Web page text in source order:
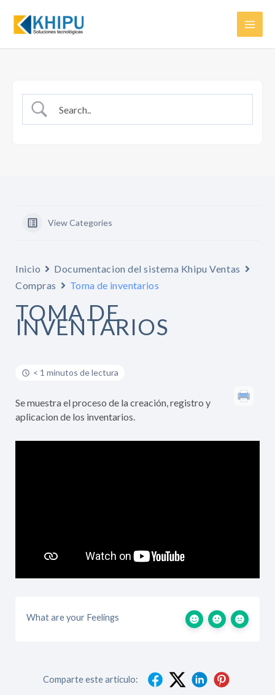
contenido
Main
View Categories
Inicio
Documentacion del sistema Khipu Ventas
Compras
Toma de inventarios
TOMA DE
INVENTARIOS
< 1 minutos de lectura
Se muestra el proceso de la creación, registro y
aplicacion de los inventarios.
What are your Feelings
Comparte este artículo: